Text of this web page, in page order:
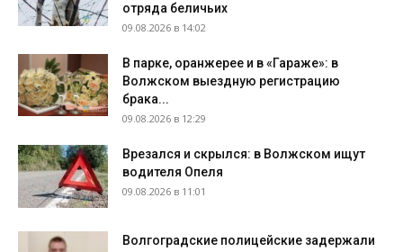
отряда беличьих
09.08.2026 в 14:02
В парке, оранжерее и в «Гараже»: в
Волжском выездную регистрацию
брака...
09.08.2026 в 12:29
Врезался и скрылся: в Волжском ищут
водителя Опеля
09.08.2026 в 11:01
Волгоградские полицейские задержали